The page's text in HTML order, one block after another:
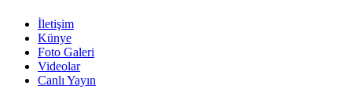
İletişim
Künye
Foto Galeri
Videolar
Canlı Yayın